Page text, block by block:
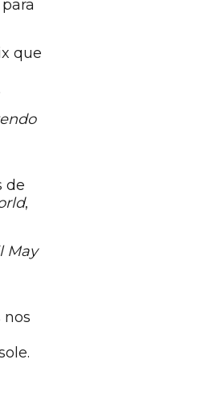
que
de
,
May
nos